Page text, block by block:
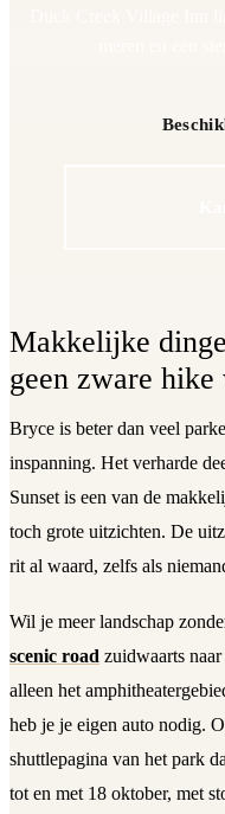
Makkelijke
geen zware
Bryce is beter dan veel
inspanning. Het verharde
Sunset is een van de
toch grote uitzichten. De
rit al waard, zelfs als
Wil je meer landschap
scenic road zuidwaarts
alleen het
heb je je eigen auto nodig.
shuttlepagina van het park
tot en met 18 oktober, met